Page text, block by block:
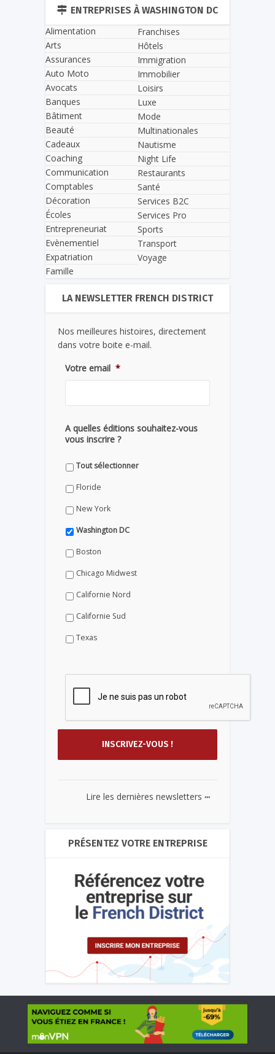
ENTREPRISES À WASHINGTON DC
Alimentation
Arts
Assurances
Auto Moto
Avocats
Banques
Bâtiment
Beauté
Cadeaux
Coaching
Communication
Comptables
Décoration
Écoles
Entrepreneuriat
Evènementiel
Expatriation
Famille
Franchises
Hôtels
Immigration
Immobilier
Loisirs
Luxe
Mode
Multinationales
Nautisme
Night Life
Restaurants
Santé
Services B2C
Services Pro
Sports
Transport
Voyage
LA NEWSLETTER FRENCH DISTRICT
Nos meilleures histoires, directement
dans votre boite e-mail.
Votre email *
A quelles éditions souhaitez-vous
vous inscrire ?
Tout sélectionner
Floride
New York
Washington DC
Boston
Chicago Midwest
Californie Nord
Californie Sud
Texas
Lire les dernières newsletters ...
PRÉSENTEZ VOTRE ENTREPRISE